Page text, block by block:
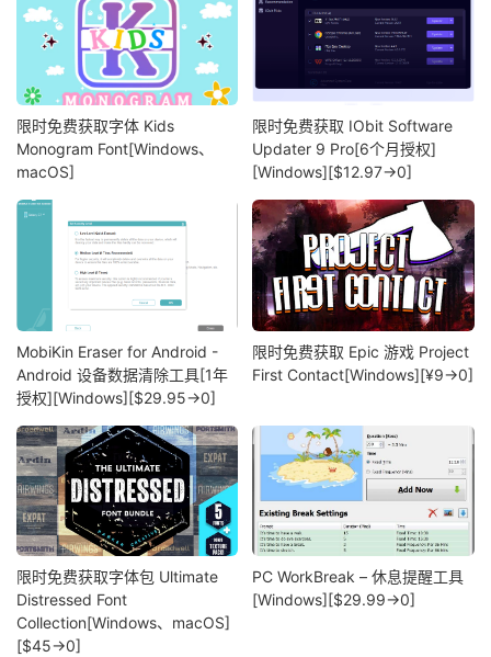
限时免费获取字体 Kids
Monogram Font[Windows、
macOS]
限时免费获取 IObit Software
Updater 9 Pro[6个月授权]
[Windows][$12.97→0]
MobiKin Eraser for Android -
Android 设备数据清除工具[1年
授权][Windows][$29.95→0]
限时免费获取 Epic 游戏 Project
First Contact[Windows][¥9→0]
限时免费获取字体包 Ultimate
Distressed Font
Collection[Windows、macOS]
[$45→0]
PC WorkBreak – 休息提醒工具
[Windows][$29.99→0]